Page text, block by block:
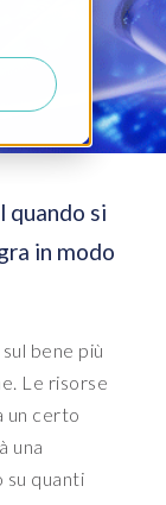
quando si
in modo
bene più
Le risorse
un certo
una
quanti